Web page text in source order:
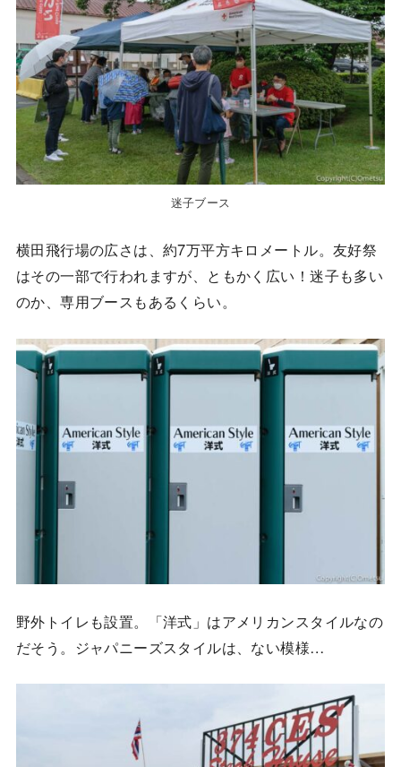
迷子ブース
横田飛行場の広さは、約7万平方キロメートル。友好祭
はその一部で行われますが、ともかく広い！迷子も多い
のか、専用ブースもあるくらい。
野外トイレも設置。「洋式」はアメリカンスタイルなの
だそう。ジャパニーズスタイルは、ない模様…